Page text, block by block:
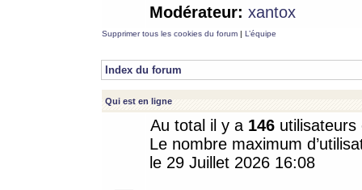
Modérateur: xantox
Supprimer tous les cookies du forum | L’équipe
Index du forum
Qui est en ligne
Au total il y a 146
Le nombre maximum
le 29 Juillet 2026 16:08